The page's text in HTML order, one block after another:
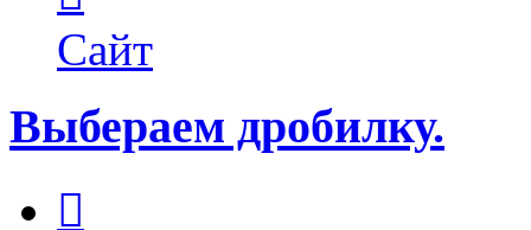
пользователя
Lawego
Сайт
Выбераем дробилку.